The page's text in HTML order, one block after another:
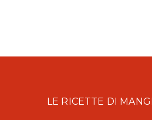
LE RICETTE DI